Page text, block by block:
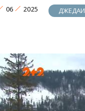
06 2025 ДЖЕДАИ